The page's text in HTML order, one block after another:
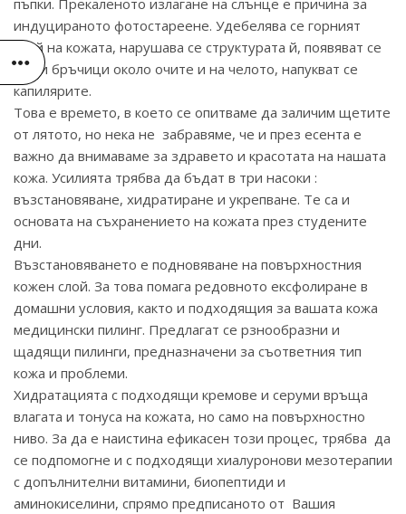
пъпки. Прекаленото излагане на слънце е причина за
индуцираното фотостареене. Удебелява се горният
слой на кожата, нарушава се структурата й, появяват се
фини бръчици около очите и на челото, напукват се
капилярите.
Това е времето, в което се опитваме да заличим щетите
от лятото, но нека не забравяме, че и през есента е
важно да внимаваме за здравето и красотата на нашата
кожа. Усилията трябва да бъдат в три насоки :
възстановяване, хидратиране и укрепване. Те са и
основата на съхранението на кожата през студените
дни.
Възстановяването е подновяване на повърхностния
кожен слой. За това помага редовното ексфолиране в
домашни условия, както и подходящия за вашата кожа
медицински пилинг. Предлагат се рзнообразни и
щадящи пилинги, предназначени за съответния тип
кожа и проблеми.
Хидратацията с подходящи кремове и серуми връща
влагата и тонуса на кожата, но само на повърхностно
ниво. За да е наистина ефикасен този процес, трябва да
се подпомогне и с подходящи хиалуронови мезотерапии
с допълнителни витамини, биопептиди и
аминокиселини, спрямо предписаното от Вашия